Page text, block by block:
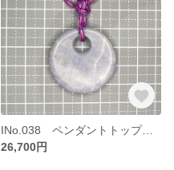
INo.038 ペンダントトップ ダブルサークル 36-08 糸魚川ヒスイ 青海川ラベンダーヒスイ
26,700円